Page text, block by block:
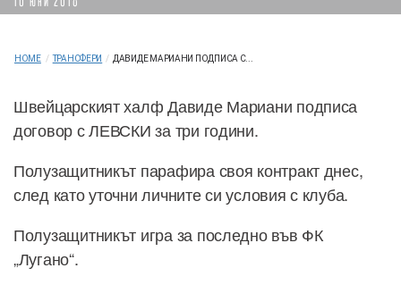
HOME / ТРАНСФЕРИ / ДАВИДЕ МАРИАНИ ПОДПИСА С...
Швейцарският халф Давиде Мариани подписа
договор с ЛЕВСКИ за три години.
Полузащитникът парафира своя контракт днес,
след като уточни личните си условия с клуба.
Полузащитникът игра за последно във ФК
„Лугано“.